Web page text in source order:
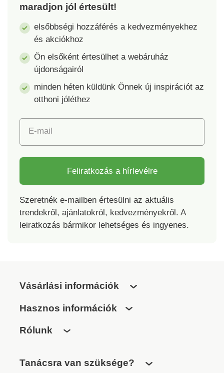
maradjon jól értesült!
elsőbbségi hozzáférés a kedvezményekhez
és akciókhoz
Ön elsőként értesülhet a webáruház
újdonságairól
minden héten küldünk Önnek új inspirációt az
otthoni jóléthez
E-mail
Feliratkozás a hírlevélre
Szeretnék e-mailben értesülni az aktuális
trendekről, ajánlatokról, kedvezményekről. A
leiratkozás bármikor lehetséges és ingyenes.
Vásárlási információk
Hasznos információk
Rólunk
Tanácsra van szüksége?